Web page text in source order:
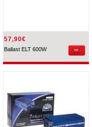
57,90€
Ballast ELT 600W